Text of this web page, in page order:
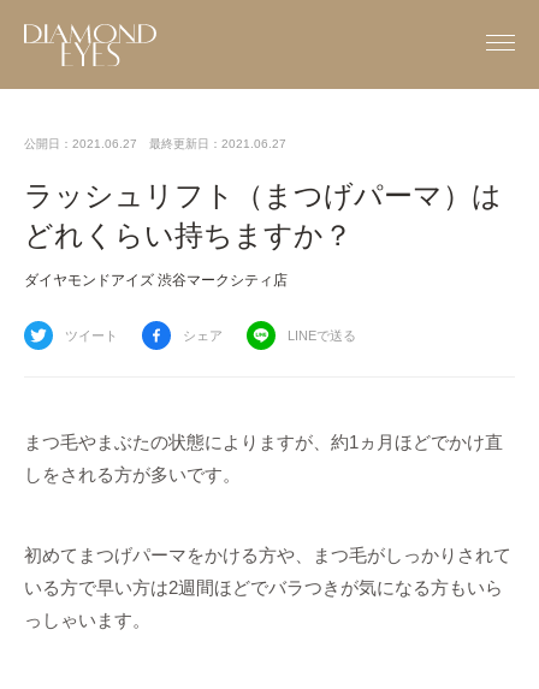
公開日：2021.06.27 最終更新日：2021.06.27
ラッシュリフト（まつげパーマ）は
どれくらい持ちますか？
ダイヤモンドアイズ 渋谷マークシティ店
ツイート シェア LINEで送る
まつ毛やまぶたの状態によりますが、約1ヵ月ほどでかけ直
しをされる方が多いです。
初めてまつげパーマをかける方や、まつ毛がしっかりされて
いる方で早い方は2週間ほどでバラつきが気になる方もいら
っしゃいます。